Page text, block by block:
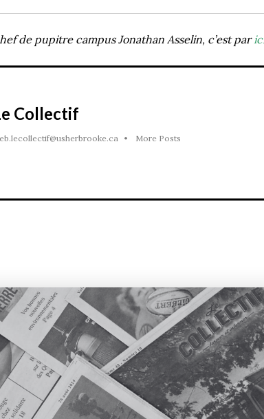
de pupitre campus Jonathan Asselin, c’est par
Collectif
• More Posts